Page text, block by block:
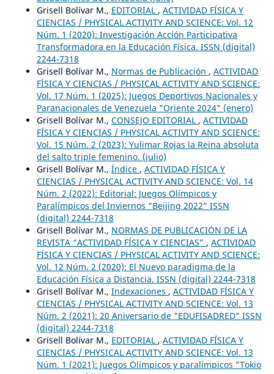
Grisell Bolívar M., EDITORIAL , ACTIVIDAD FÍSICA Y
CIENCIAS / PHYSICAL ACTIVITY AND SCIENCE: Vol. 12
Núm. 1 (2020): Investigación Acción Participativa
Transformadora en la Educación Física. ISSN (digital)
2244-7318
Grisell Bolívar M., Normas de Publicación , ACTIVIDAD
FÍSICA Y CIENCIAS / PHYSICAL ACTIVITY AND SCIENCE:
Vol. 17 Núm. 1 (2025): Juegos Deportivos Nacionales y
Paranacionales de Venezuela "Oriente 2024" (enero)
Grisell Bolívar M., CONSEJO EDITORIAL , ACTIVIDAD
FÍSICA Y CIENCIAS / PHYSICAL ACTIVITY AND SCIENCE:
Vol. 15 Núm. 2 (2023): Yulimar Rojas la Reina absoluta
del salto triple femenino. (julio)
Grisell Bolívar M., Índice , ACTIVIDAD FÍSICA Y
CIENCIAS / PHYSICAL ACTIVITY AND SCIENCE: Vol. 14
Núm. 2 (2022): Editorial: Juegos Olímpicos y
Paralímpicos del Inviernos “Beijing 2022” ISSN
(digital) 2244-7318
Grisell Bolívar M., NORMAS DE PUBLICACIÓN DE LA
REVISTA “ACTIVIDAD FÍSICA Y CIENCIAS” , ACTIVIDAD
FÍSICA Y CIENCIAS / PHYSICAL ACTIVITY AND SCIENCE:
Vol. 12 Núm. 2 (2020): El Nuevo paradigma de la
Educación Física a Distancia. ISSN (digital) 2244-7318
Grisell Bolívar M., Indexaciones , ACTIVIDAD FÍSICA Y
CIENCIAS / PHYSICAL ACTIVITY AND SCIENCE: Vol. 13
Núm. 2 (2021): 20 Aniversario de "EDUFISADRED" ISSN
(digital) 2244-7318
Grisell Bolívar M., EDITORIAL , ACTIVIDAD FÍSICA Y
CIENCIAS / PHYSICAL ACTIVITY AND SCIENCE: Vol. 13
Núm. 1 (2021): Juegos Olímpicos y paralímpicos "Tokio